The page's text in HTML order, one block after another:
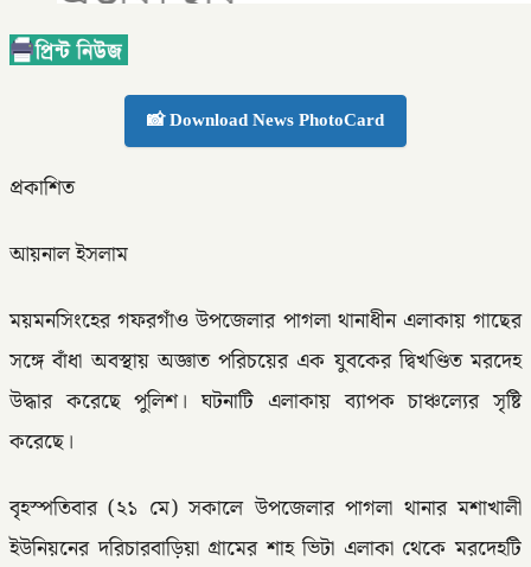
📸 Download News PhotoCard
প্রকাশিত
আয়নাল ইসলাম
ময়মনসিংহের গফরগাঁও উপজেলার পাগলা থানাধীন এলাকায় গাছের
সঙ্গে বাঁধা অবস্থায় অজ্ঞাত পরিচয়ের এক যুবকের দ্বিখণ্ডিত মরদেহ
উদ্ধার করেছে পুলিশ। ঘটনাটি এলাকায় ব্যাপক চাঞ্চল্যের সৃষ্টি
করেছে।
বৃহস্পতিবার (২১ মে) সকালে উপজেলার পাগলা থানার মশাখালী
ইউনিয়নের দরিচারবাড়িয়া গ্রামের শাহ ভিটা এলাকা থেকে মরদেহটি